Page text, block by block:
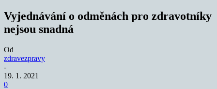
Vyjednávání o odměnách pro zdravotníky
nejsou snadná
Od
zdravezpravy
-
19. 1. 2021
0